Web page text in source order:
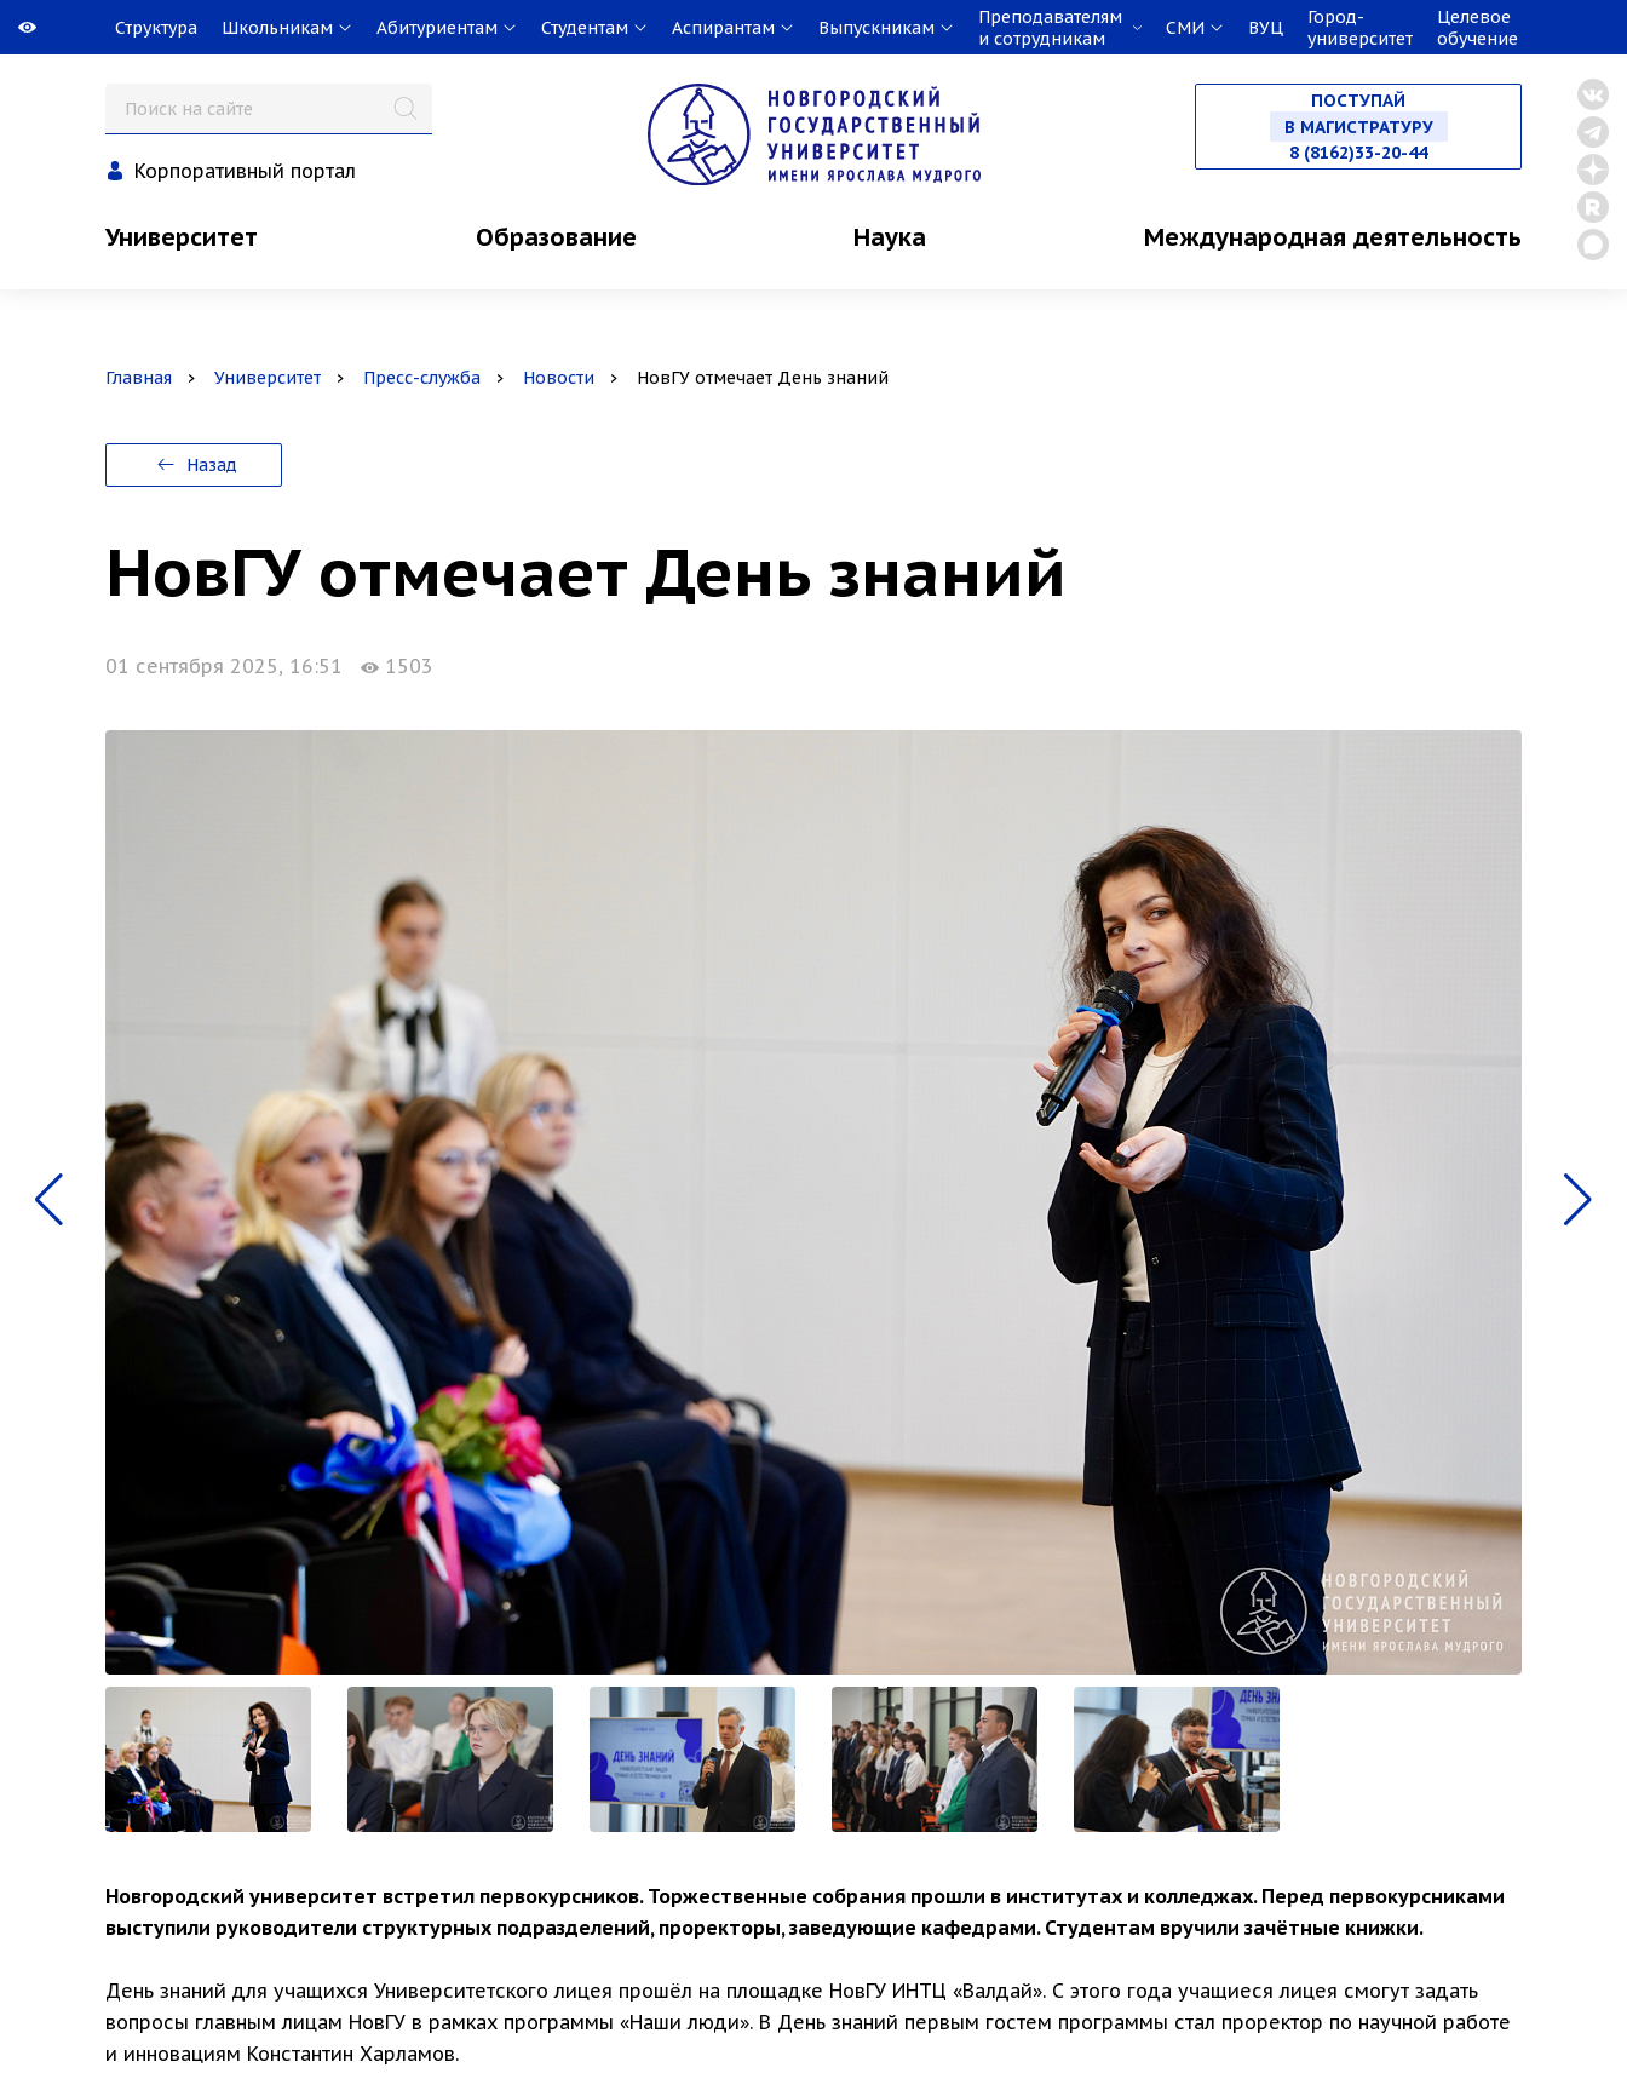
Структура Школьникам Абитуриентам Студентам Аспирантам Выпускникам
Преподавателям
и сотрудникам
СМИ ВУЦ
Город-
университет
Целевое
обучение
Корпоративный портал
ПОСТУПАЙ
НА СПЕЦИАЛИТЕТ
В МАГИСТРАТУРУ
8 (8162)33-20-44
Университет Образование Наука Международная деятельность
Главная Университет Пресс-служба Новости НовГУ отмечает День знаний
Назад
НовГУ отмечает День знаний
01 сентября 2025, 16:51 1503
Новгородский университет встретил первокурсников. Торжественные собрания прошли в институтах и колледжах. Перед первокурсниками
выступили руководители структурных подразделений, проректоры, заведующие кафедрами. Студентам вручили зачётные книжки.
День знаний для учащихся Университетского лицея прошёл на площадке НовГУ ИНТЦ «Валдай». С этого года учащиеся лицея смогут задать
вопросы главным лицам НовГУ в рамках программы «Наши люди». В День знаний первым гостем программы стал проректор по научной работе
и инновациям Константин Харламов.